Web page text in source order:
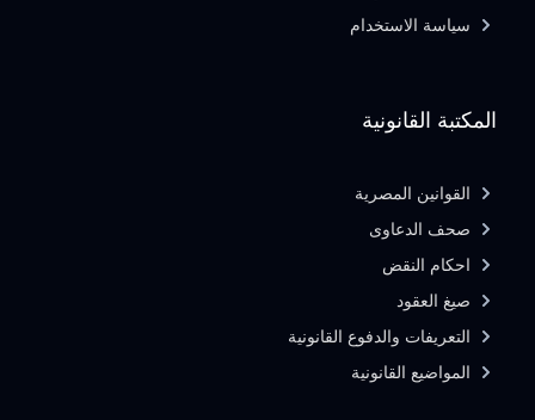
المكتبة القانونية
القوانين المصرية
صحف الدعاوى
احكام النقض
صيغ العقود
التعريفات والدفوع القانونية
المواضيع القانونية
سياسة الاستخدام